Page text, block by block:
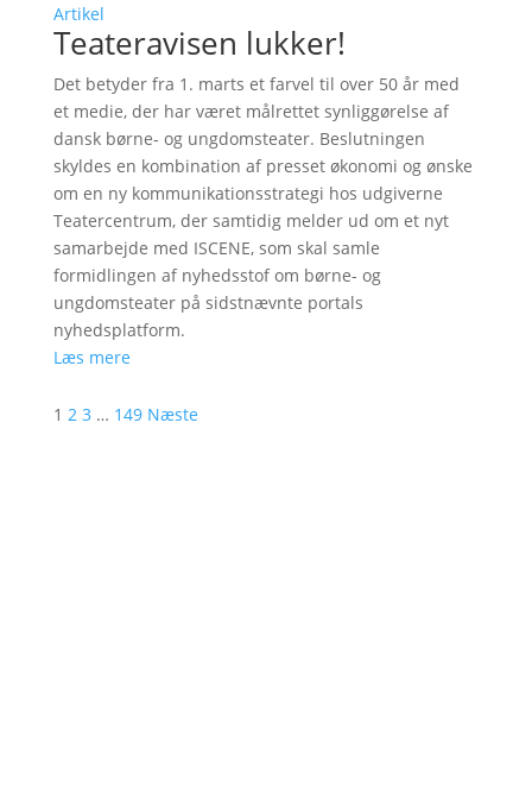
Artikel
Teateravisen lukker!
Det betyder fra 1. marts et farvel til over 50 år med
et medie, der har været målrettet synliggørelse af
dansk børne- og ungdomsteater. Beslutningen
skyldes en kombination af presset økonomi og ønske
om en ny kommunikationsstrategi hos udgiverne
Teatercentrum, der samtidig melder ud om et nyt
samarbejde med ISCENE, som skal samle
formidlingen af nyhedsstof om børne- og
ungdomsteater på sidstnævnte portals
nyhedsplatform.
Læs mere
1 2 3 … 149 Næste